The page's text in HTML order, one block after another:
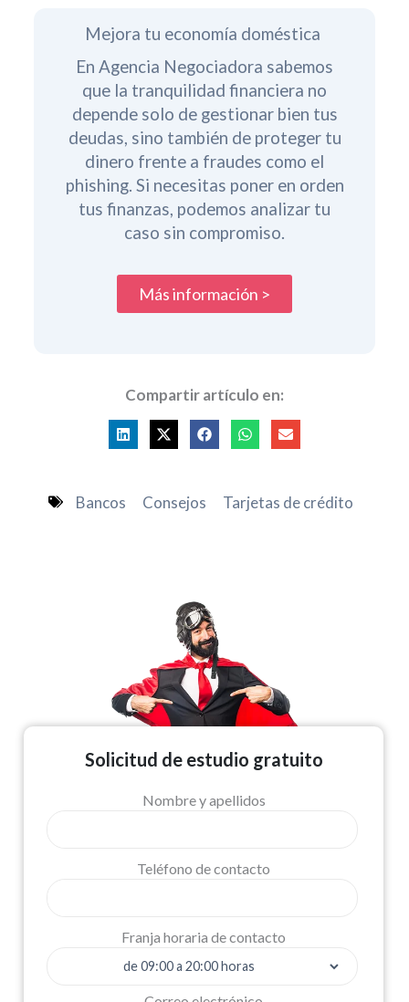
Mejora tu economía doméstica
En Agencia Negociadora sabemos
que la tranquilidad financiera no
depende solo de gestionar bien tus
deudas, sino también de proteger tu
dinero frente a fraudes como el
phishing. Si necesitas poner en orden
tus finanzas, podemos analizar tu
caso sin compromiso.
Más información >
Compartir artículo en:
Bancos Consejos Tarjetas de crédito
Solicitud de estudio gratuito
Nombre y apellidos
Teléfono de contacto
Franja horaria de contacto